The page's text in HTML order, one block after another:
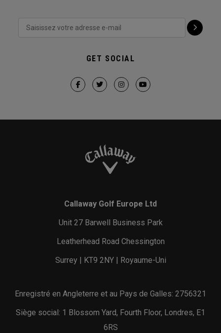
GET SOCIAL
Callaway Golf Europe Ltd
Unit 27 Barwell Business Park
Leatherhead Road Chessington
Surrey | KT9 2NY | Royaume-Uni
Enregistré en Angleterre et au Pays de Galles: 2756321
Siège social: 1 Blossom Yard, Fourth Floor, Londres, E1
6RS